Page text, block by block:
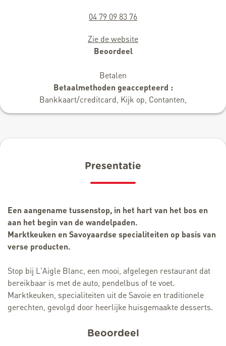
04 79 09 83 76
Zie de website
Beoordeel
Betalen
Betaalmethoden geaccepteerd :
Bankkaart/creditcard, Kijk op, Contanten,
Presentatie
Een aangename tussenstop, in het hart van het bos en
aan het begin van de wandelpaden.
Marktkeuken en Savoyaardse specialiteiten op basis van
verse producten.
Stop bij L'Aigle Blanc, een mooi, afgelegen restaurant dat
bereikbaar is met de auto, pendelbus of te voet.
Marktkeuken, specialiteiten uit de Savoie en traditionele
gerechten, gevolgd door heerlijke huisgemaakte desserts.
Beoordeel